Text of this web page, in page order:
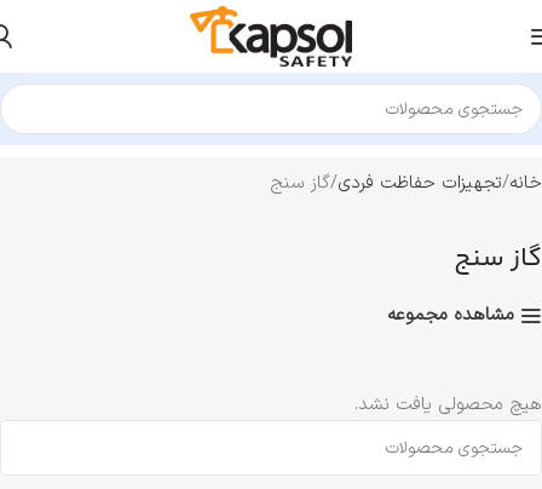
خانه تجهیزات حفاظت فردی گاز سنج
گاز سنج
مشاهده مجموعه
هیچ محصولی یافت نشد.